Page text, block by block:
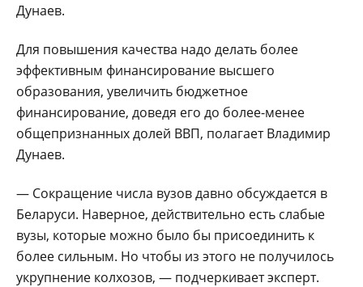
Дунаев.
Для повышения качества надо делать более
эффективным финансирование высшего
образования, увеличить бюджетное
финансирование, доведя его до более-менее
общепризнанных долей ВВП, полагает Владимир
Дунаев.
— Сокращение числа вузов давно обсуждается в
Беларуси. Наверное, действительно есть слабые
вузы, которые можно было бы присоединить к
более сильным. Но чтобы из этого не получилось
укрупнение колхозов, — подчеркивает эксперт.